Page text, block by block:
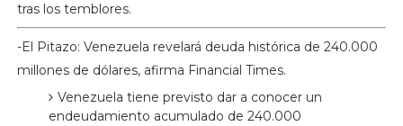
tras los temblores.
-El Pitazo: Venezuela revelará deuda histórica de 240.000
millones de dólares, afirma Financial Times.
Venezuela tiene previsto dar a conocer un
endeudamiento acumulado de 240.000